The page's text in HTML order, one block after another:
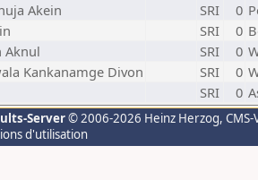
Akein SRI 0
SRI 0
Aknul SRI 0
Kankanamge Divon SRI 0
SRI 0
Server© 2006-2026 Heinz Herzog,
d'utilisation